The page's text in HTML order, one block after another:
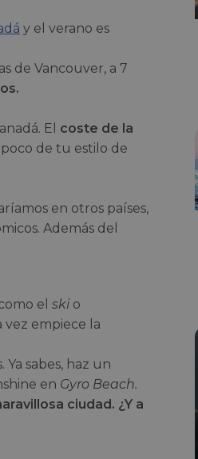
y el verano es
de Vancouver, a 7
El coste de la
de tu estilo de
en otros países,
Además del
el ski o
vez empiece la
sabes, haz un
en Gyro Beach.
ciudad. ¿Y a